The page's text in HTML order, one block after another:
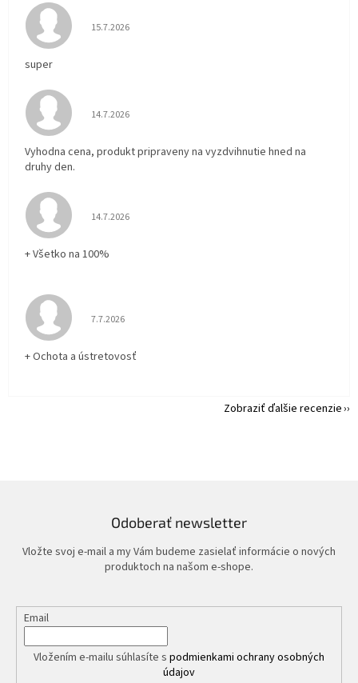
Hodnotenie obchodu je 5 z 5 hviezdičiek.
15.7.2026
super
Hodnotenie obchodu je 5 z 5 hviezdičiek.
14.7.2026
Vyhodna cena, produkt pripraveny na vyzdvihnutie hned na
druhy den.
Hodnotenie obchodu je 5 z 5 hviezdičiek.
14.7.2026
+ Všetko na 100%
Hodnotenie obchodu je 5 z 5 hviezdičiek.
7.7.2026
+ Ochota a ústretovosť
Zobraziť ďalšie recenzie
Odoberať newsletter
Vložte svoj e-mail a my Vám budeme zasielať informácie o nových
produktoch na našom e-shope.
Email
Vložením e-mailu súhlasíte s podmienkami ochrany osobných
údajov